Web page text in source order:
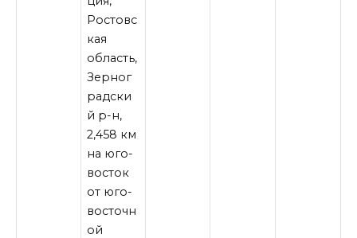
Ростовс
кая
область,
Зерног
радски
й р-н,
2,458 км
на юго-
восток
от юго-
восточн
ой